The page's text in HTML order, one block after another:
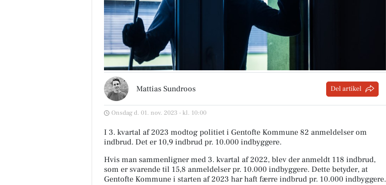
Mattias Sundroos Del artikel
Onsdag d. 01. nov. 2023 - kl. 10:00
I 3. kvartal af 2023 modtog politiet i Gentofte Kommune 82 anmeldelser om
indbrud. Det er 10,9 indbrud pr. 10.000 indbyggere.
Hvis man sammenligner med 3. kvartal af 2022, blev der anmeldt 118 indbrud,
som er svarende til 15,8 anmeldelser pr. 10.000 indbyggere. Dette betyder, at
Gentofte Kommune i starten af 2023 har haft færre indbrud pr. 10.000 indbyggere.